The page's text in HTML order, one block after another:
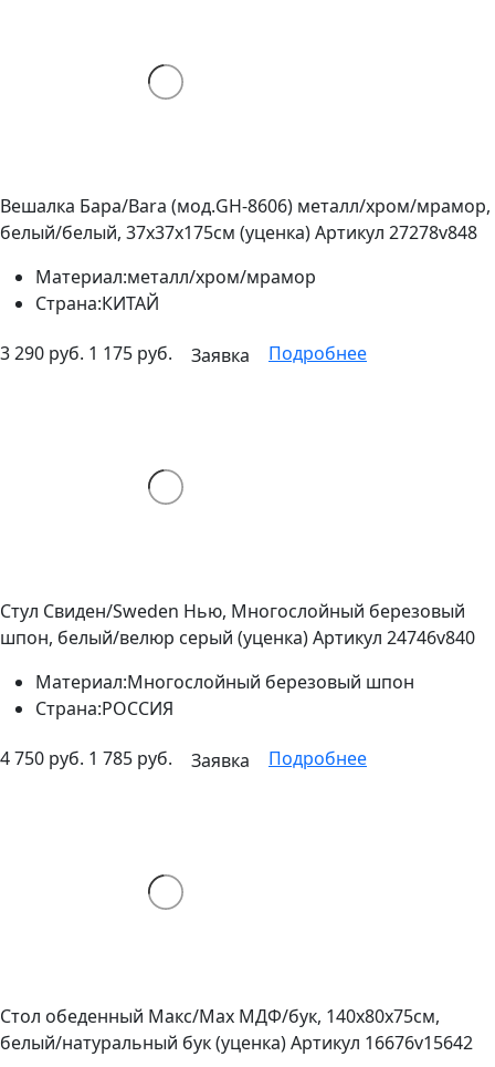
Вешалка Бара/Bara (мод.GH-8606) металл/хром/мрамор,
белый/белый, 37х37х175см (уценка)Артикул 27278v848
Материал:металл/хром/мрамор
Страна:КИТАЙ
3 290 руб. 1 175 руб. Заявка Подробнее
Стул Свиден/Sweden Нью, Многослойный березовый
шпон, белый/велюр серый (уценка)Артикул 24746v840
Материал:Многослойный березовый шпон
Страна:РОССИЯ
4 750 руб. 1 785 руб. Заявка Подробнее
Стол обеденный Макс/Max МДФ/бук, 140х80х75см,
белый/натуральный бук (уценка)Артикул 16676v15642